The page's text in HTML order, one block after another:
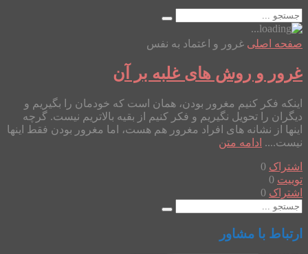
صفحه اصلی غرور و اعتماد به نفس
غرور و روش های غلبه بر آن
اینکه فکر کنیم مغرور بودن، همان است که خودمان را بگیریم و
دیگران را تحویل نگیریم و فکر کنیم از بقیه بالاتریم نیست. گرچه
اینها از نشانه های افراد مغرور هم هست، اما مغرور بودن فقط اینها
نیست.... ادامه متن
اشتراک 0
توییت 0
اشتراک 0
ارتباط با مشاور